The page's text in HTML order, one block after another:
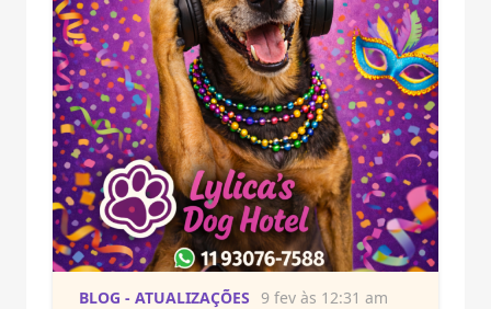
BLOG - ATUALIZAÇÕES 9 fev às 12:31 am